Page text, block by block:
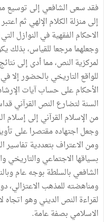
فقد سعى الشافعي إلى توسيع
إلى منزلة الكلام الإلهي ثم
الاحكام الفقهية في النوازل
وجعلهما مرجعا للقياس، بذلك
لمركزية النص، مما أدى إلى
للواقع التاريخي بالحضور إلا
الأحكام على حساب آيات
السنة لتضارع النص القرآني
من الإسلام القرآني إلى
وجعل اجتهاده مقتصرا على
ومن الاعتراف بتعددية تفاسير
بسياقها الاجتماعي
الشافعي بالسلطة بوجه عام
ومناهضته للمذهب الاعتزالي،
لقراءة النص الديني وهو
الاسلامي بصفة عامة.